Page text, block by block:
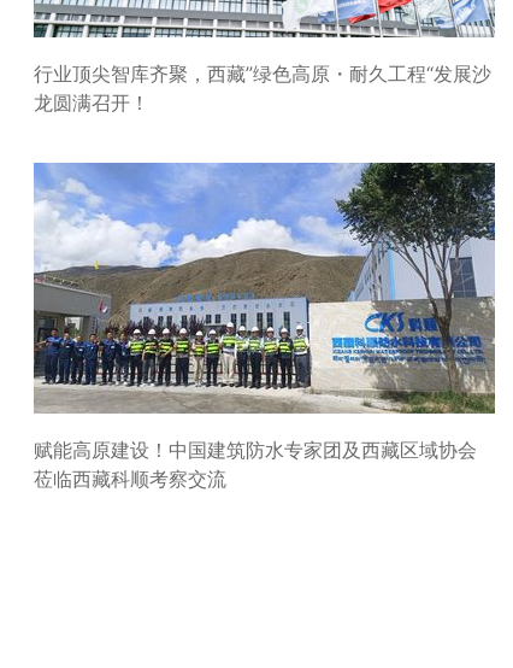
行业顶尖智库齐聚，西藏”绿色高原・耐久工程“发展沙
龙圆满召开！
赋能高原建设！中国建筑防水专家团及西藏区域协会
莅临西藏科顺考察交流